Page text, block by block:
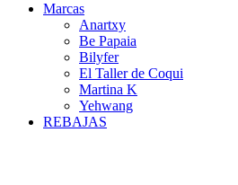
Marcas
Anartxy
Be Papaia
Bilyfer
El Taller de Coqui
Martina K
Yehwang
REBAJAS